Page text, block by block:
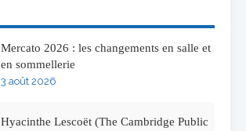
Mercato 2026 : les changements en salle et
en sommellerie
3 août 2026
Hyacinthe Lescoët (The Cambridge Public